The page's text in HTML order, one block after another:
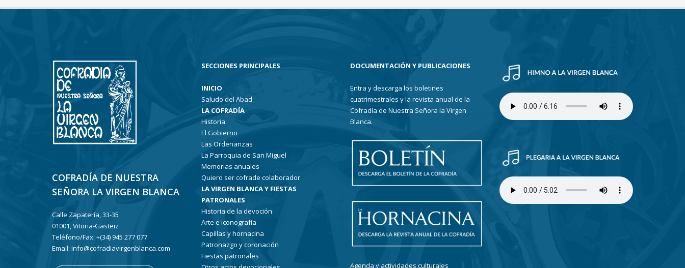
COFRADÍA DE NUESTRA
SEÑORA LA VIRGEN BLANCA
Calle Zapatería, 33-35
01001, Vitoria-Gasteiz
Teléfono/Fax: +(34) 945 277 077
Email: info@cofradiavirgenblanca.com
SECCIONES PRINCIPALES
INICIO
Saludo del Abad
LA COFRADÍA
Historia
El Gobierno
Las Ordenanzas
La Parroquia de San Miguel
Memorias anuales
Quiero ser cofrade colaborador
LA VIRGEN BLANCA Y FIESTAS
PATRONALES
Historia de la devoción
Arte e iconografía
Capillas y hornacina
Patronazgo y coronación
Fiestas patronales
DOCUMENTACIÓN Y PUBLICACIONES
Entra y descarga los boletines
cuatrimestrales y la revista anual de la
Cofradía de Nuestra Señora la Virgen
Blanca.
Agenda y actividades culturales